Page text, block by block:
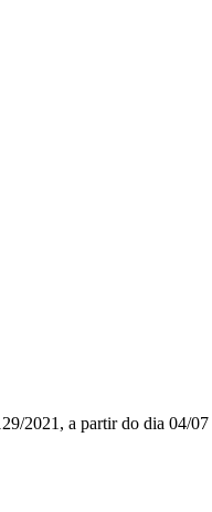
2021, a partir do dia 04/07